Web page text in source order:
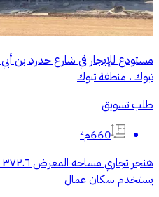
مستودع للإيجار في شارع حدرد بن
تبوك ، منطقة تبوك
طلب تسويق
660م²
يستخدم سكان عمال